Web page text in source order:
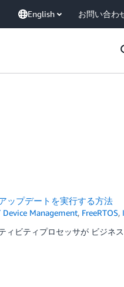
English お問い合わ
ップデートを実行する方法
Device Management, FreeRTOS,
ィビティプロセッサが ビジ